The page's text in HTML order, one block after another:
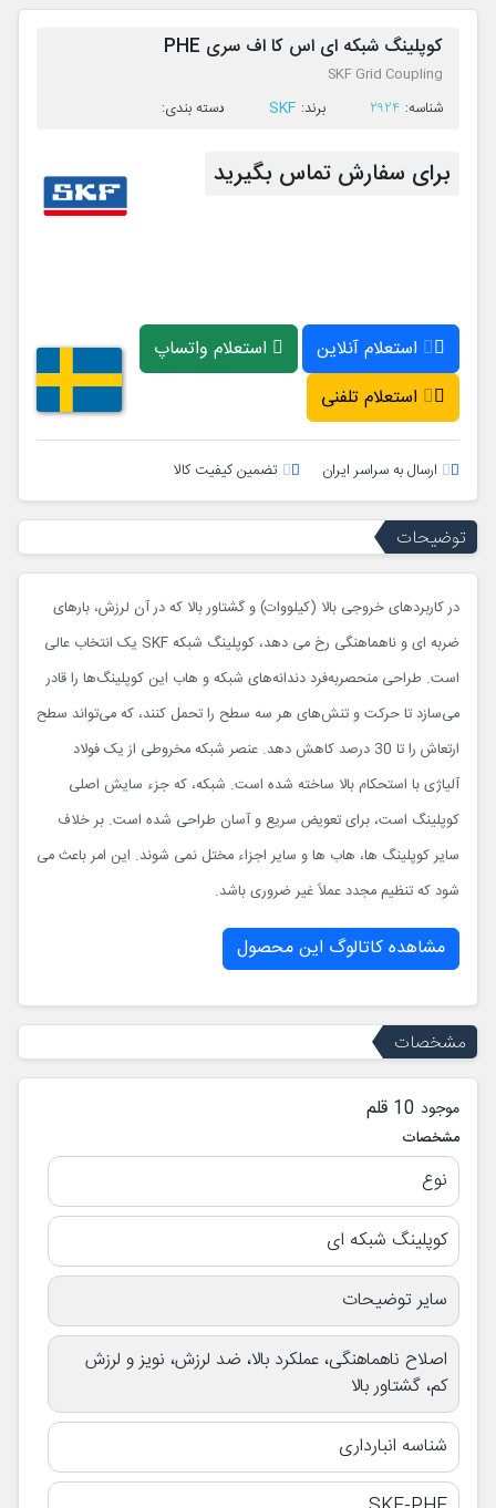
کوپلینگ شبکه ای اس کا اف سری PHE
SKF Grid Coupling
ﺷﻨﺎﺳﻪ: 2924 ﺑﺮﻧﺪ: SKF ﺩﺳﺘﻪ ﺑﻨﺪی:
برای سفارش تماس بگیرید
استعلام آنلاین
استعلام واتساپ
استعلام تلفنی
ارسال به سراسر ایران تضمین کیفیت کالا
توضیحات
در کاربردهای خروجی بالا (کیلووات) و گشتاور بالا که در آن لرزش، بارهای
ضربه ای و ناهماهنگی رخ می دهد، کوپلینگ شبکه SKF یک انتخاب عالی
است. طراحی منحصربه‌فرد دندانه‌های شبکه و هاب این کوپلینگ‌ها را قادر
می‌سازد تا حرکت و تنش‌های هر سه سطح را تحمل کنند، که می‌تواند سطح
ارتعاش را تا 30 درصد کاهش دهد. عنصر شبکه مخروطی از یک فولاد
آلیاژی با استحکام بالا ساخته شده است. شبکه، که جزء سایش اصلی
کوپلینگ است، برای تعویض سریع و آسان طراحی شده است. بر خلاف
سایر کوپلینگ ها، هاب ها و سایر اجزاء مختل نمی شوند. این امر باعث می
شود که تنظیم مجدد عملاً غیر ضروری باشد.
مشاهده کاتالوگ این محصول
مشخصات
موجود 10 قلم
مشخصات
نوع
کوپلینگ شبکه ای
سایر توضیحات
اصلاح ناهماهنگی، عملکرد بالا، ضد لرزش، نویز و لرزش
کم، گشتاور بالا
شناسه انبارداری